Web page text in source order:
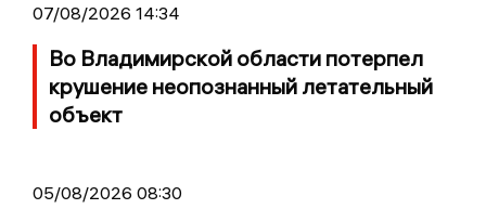
07/08/2026 14:34
Во Владимирской области потерпел
крушение неопознанный летательный
объект
05/08/2026 08:30